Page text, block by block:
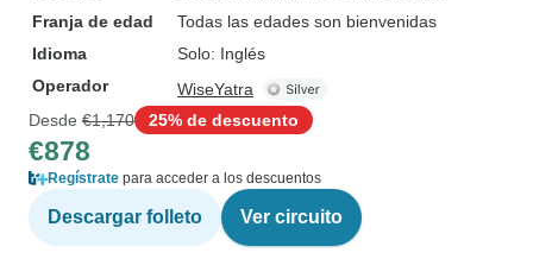
Franja de edad
Todas las edades son bienvenidas
Idioma
Solo: Inglés
Operador
WiseYatra
Desde €1,170 25% de descuento
€878
Regístrate para acceder a los descuentos
Descargar folleto Ver circuito